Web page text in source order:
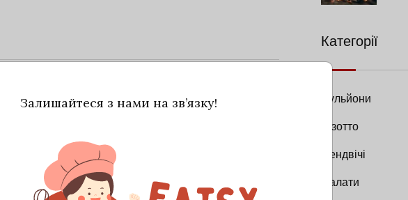
від свого колеги він готується виключно
від шкірки. Нарізати дрібними кубиками.
Категорії
Бульйони
Різотто
Сендвічі
Салати
Залишайтеся з нами на зв’язку!